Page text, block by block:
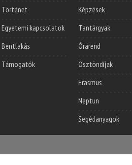
Történet
Egyetemi kapcsolatok
Bentlakás
Támogatók
Képzések
Tantárgyak
Órarend
Ösztöndíjak
Erasmus
Neptun
Segédanyagok